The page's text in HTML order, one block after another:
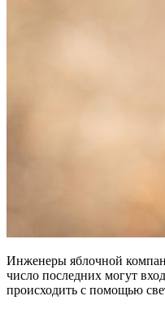
Инженеры яблочной
число последних могут
происходить с помощью